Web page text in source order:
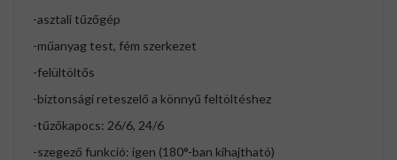
-asztali tűzőgép
-műanyag test, fém szerkezet
-felültöltős
-biztonsági reteszelő a könnyű feltöltéshez
-tűzőkapocs: 26/6, 24/6
-szegező funkció: igen (180°-ban kihajtható)